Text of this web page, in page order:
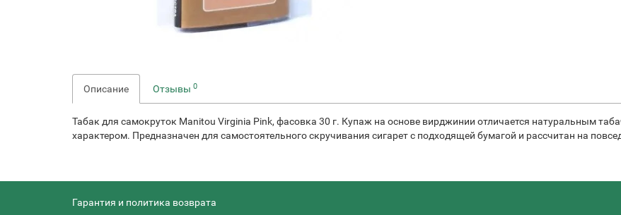
Описание Отзывы 0
Табак для самокруток Manitou Virginia Pink, фасовка 30 г. Купаж на основе вирджинии отличается натуральным
характером. Предназначен для самостоятельного скручивания сигарет с подходящей бумагой и рассчитан на
Гарантия и политика возврата